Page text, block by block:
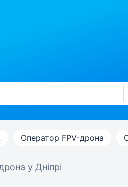
Оператор FPV-дрона
у Дніпрі